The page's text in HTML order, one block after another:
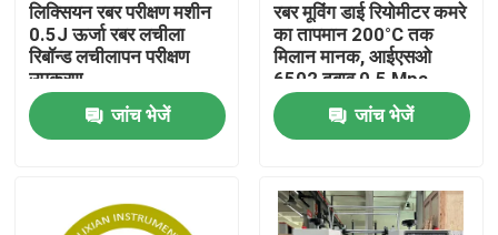
उत्पादों
लिक्सियन रबर परीक्षण मशीन
0.5J ऊर्जा रबर लचीला
रिबॉन्ड लचीलापन परीक्षण
उपकरण
जांच भेजें
रबर मूविंग डाई रियोमीटर कमरे
का तापमान 200°C तक
मिलान मानक, आईएसओ
6502 दबाव 0.5 Mpa-
0.65 Mpa
जांच भेजें